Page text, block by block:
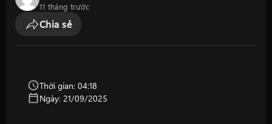
11 tháng trước
Chia sẻ
Thời gian: 04:18
Ngày: 21/09/2025